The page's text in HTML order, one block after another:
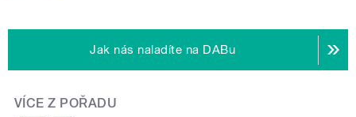
Jak nás naladíte na DABu
VÍCE Z POŘADU